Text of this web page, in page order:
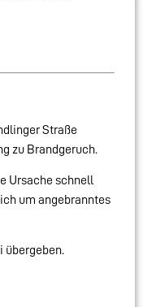
Straße
zu Brandgeruch.
Ursache schnell
angebranntes
übergeben.